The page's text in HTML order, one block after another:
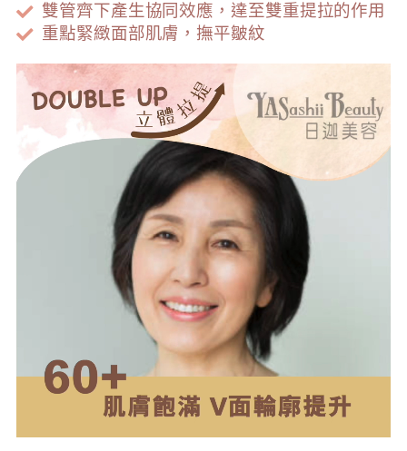
雙管齊下產生協同效應，達至雙重提拉的作用
重點緊緻面部肌膚，撫平皺紋